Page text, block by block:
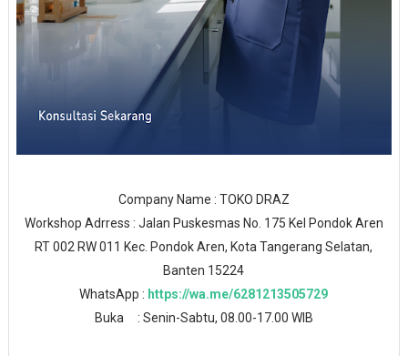
Company Name : TOKO DRAZ
Workshop Adrress : Jalan Puskesmas No. 175 Kel Pondok Aren
RT 002 RW 011 Kec. Pondok Aren, Kota Tangerang Selatan,
Banten 15224
WhatsApp : https://wa.me/6281213505729
Buka : Senin-Sabtu, 08.00-17.00 WIB